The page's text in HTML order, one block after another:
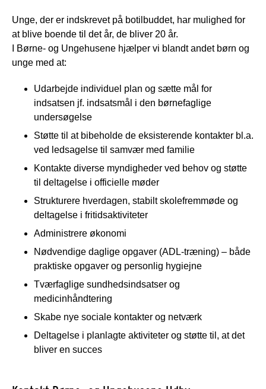
Unge, der er indskrevet på botilbuddet, har mulighed for
at blive boende til det år, de bliver 20 år.
I Børne- og Ungehusene hjælper vi blandt andet børn og
unge med at:
Udarbejde individuel plan og sætte mål for
indsatsen jf. indsatsmål i den børnefaglige
undersøgelse
Støtte til at bibeholde de eksisterende kontakter bl.a.
ved ledsagelse til samvær med familie
Kontakte diverse myndigheder ved behov og støtte
til deltagelse i officielle møder
Strukturere hverdagen, stabilt skolefremmøde og
deltagelse i fritidsaktiviteter
Administrere økonomi
Nødvendige daglige opgaver (ADL-træning) – både
praktiske opgaver og personlig hygiejne
Tværfaglige sundhedsindsatser og
medicinhåndtering
Skabe nye sociale kontakter og netværk
Deltagelse i planlagte aktiviteter og støtte til, at det
bliver en succes